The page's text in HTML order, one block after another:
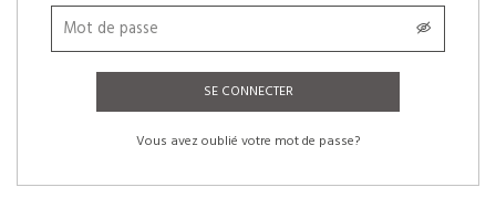
SE CONNECTER
Vous avez oublié votre mot de passe?